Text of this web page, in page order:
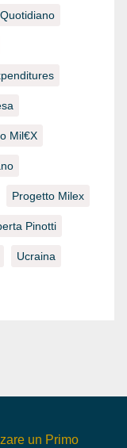
Mil€x
Progetto Milex
Pinotti
Ucraina
un Primo